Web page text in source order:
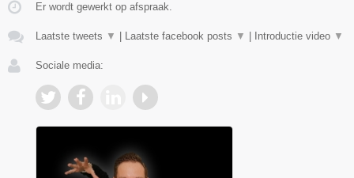
Er wordt gewerkt op afspraak.
Laatste tweets ▼ Laatste facebook posts ▼ Introductie video ▼
Sociale media: